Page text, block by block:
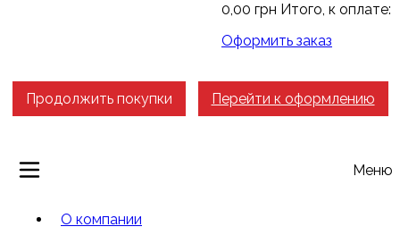
0,00 грн Итого, к оплате:
Оформить заказ
Продолжить покупки Перейти к оформлению
Меню
О компании